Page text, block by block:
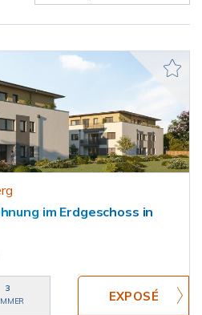
im Erdgeschoss in
3